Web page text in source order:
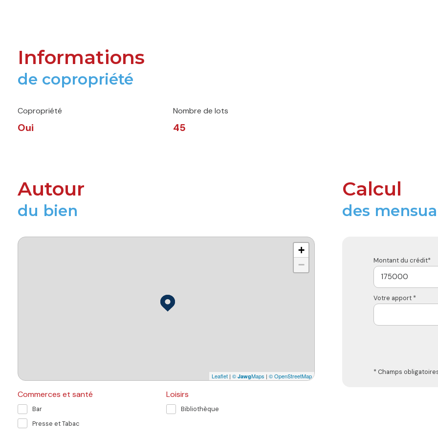
Informations
de copropriété
Copropriété
Oui
Nombre de lots
45
Autour
du bien
+
−
Leaflet | © JawgMaps | © OpenStreetMap
Commerces et santé
Bar
Presse et Tabac
Loisirs
Bibliothèque
Calcul
des
Montant du crédit*
Votre apport *
* Champs